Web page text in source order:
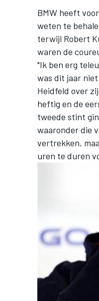
BMW heeft
weten te
terwijl Robert
waren de
"Ik ben erg
was dit jaar
Heidfeld over
heftig en de
tweede stint
waaronder die
vertrekken,
uren te duren